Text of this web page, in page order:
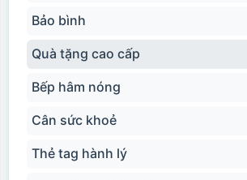
Bảo bình
Quà tặng cao cấp
Bếp hâm nóng
Cân sức khoẻ
Thẻ tag hành lý